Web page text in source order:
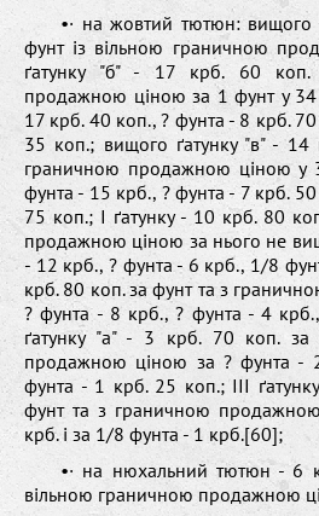
•· на жовтий тютюн: вищого
фунт із вільною граничною
ґатунку "б" - 17 крб. 60
продажною ціною за 1 фунт у
17 крб. 40 коп., ? фунта - 8 крб.
35 коп.; вищого ґатунку "в" -
граничною продажною ціною у
фунта - 15 крб., ? фунта - 7 крб.
75 коп.; І ґатунку - 10 крб. 80
продажною ціною за нього не
- 12 крб., ? фунта - 6 крб., 1/8
крб. 80 коп. за фунт та з
? фунта - 8 крб., ? фунта - 4
ґатунку "а" - 3 крб. 70 коп.
продажною ціною за ? фунта -
фунта - 1 крб. 25 коп.; ІІІ
фунт та з граничною
крб. і за 1/8 фунта - 1 крб.[60];
•· на нюхальний тютюн - 6
вільною граничною продажною